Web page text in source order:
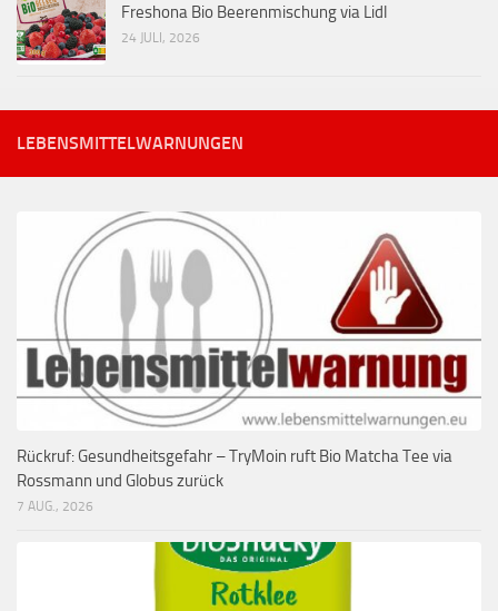
Freshona Bio Beerenmischung via Lidl
24 JULI, 2026
LEBENSMITTELWARNUNGEN
Rückruf: Gesundheitsgefahr – TryMoin ruft Bio Matcha Tee via
Rossmann und Globus zurück
7 AUG., 2026